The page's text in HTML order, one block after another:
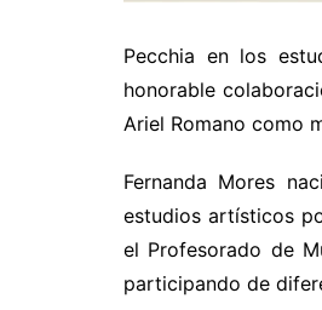
Pecchia en los
honorable
Ariel Romano como
Fernanda Mores
estudios artísticos
el Profesorado de
participando de